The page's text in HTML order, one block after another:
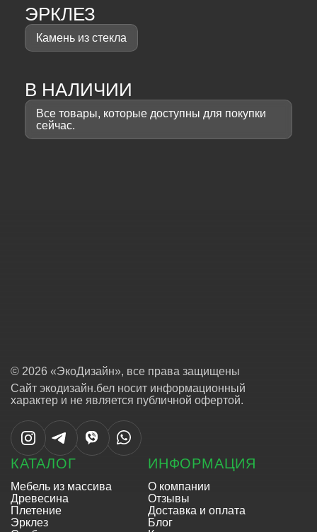
ЭРКЛЕЗ
Камень из стекла
В НАЛИЧИИ
Все товары, которые доступны для покупки
сейчас.
© 2026 «ЭкоДизайн», все права защищены
Сайт экодизайн.бел носит информационный
характер и не является публичной офертой.
КАТАЛОГ
Мебель из массива
Древесина
Плетение
Эрклез
ИНФОРМАЦИЯ
О компании
Отзывы
Доставка и оплата
Блог